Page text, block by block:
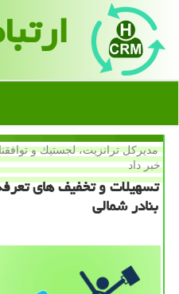
مدیركل ترانزیت، لجستیك و
خبر داد
تسهیلات و تخفیف های
بنادر شمالی